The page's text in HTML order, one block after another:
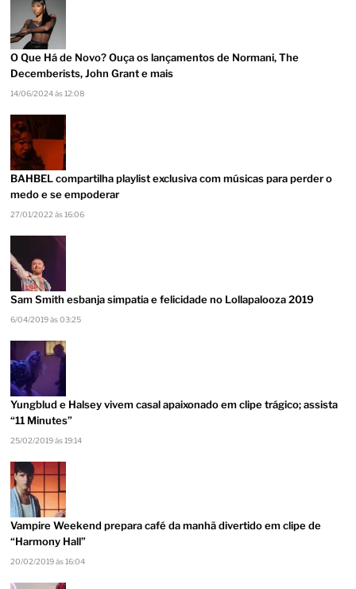
O Que Há de Novo? Ouça os lançamentos de Normani, The
Decemberists, John Grant e mais
14/06/2024 às 12:08
BAHBEL compartilha playlist exclusiva com músicas para perder o
medo e se empoderar
27/01/2022 às 16:06
Sam Smith esbanja simpatia e felicidade no Lollapalooza 2019
6/04/2019 às 03:25
Yungblud e Halsey vivem casal apaixonado em clipe trágico; assista
“11 Minutes”
25/02/2019 às 19:14
Vampire Weekend prepara café da manhã divertido em clipe de
“Harmony Hall”
20/02/2019 às 16:04